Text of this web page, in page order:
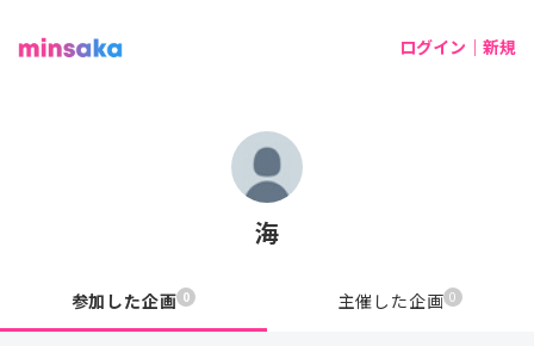
ログイン｜新規
海
参加した企画 0 主催した企画 0